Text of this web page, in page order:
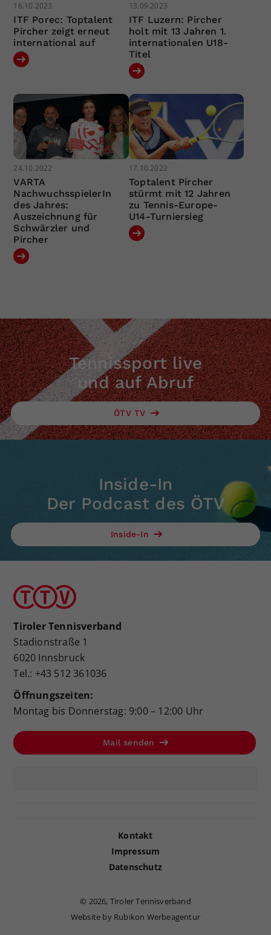
16.10.2023
ITF Porec: Toptalent
Pircher zeigt erneut
international auf
13.09.2023
ITF Luzern: Pircher
holt mit 13 Jahren 1.
internationalen U18-
Titel
24.10.2022
VARTA
NachwuchsspielerIn
des Jahres:
Auszeichnung für
Schwärzler und
Pircher
17.10.2022
Toptalent Pircher
stürmt mit 12 Jahren
zu Tennis-Europe-
U14-Turniersieg
Tennissport live
und auf Abruf
ÖTV TV
Inside-In
Der Podcast des ÖTV
Inside-In
Tiroler Tennisverband
Stadionstraße 1
6020 Innsbruck
Tel.: +43 512 361036
Öffnungszeiten:
Montag bis Donnerstag: 9:00 – 12:00 Uhr
Mail senden
Kontakt
Impressum
Datenschutz
© 2026, Tiroler Tennisverband
Website by Rubikon Werbeagentur